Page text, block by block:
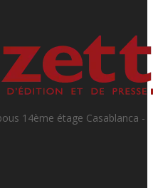
14ème étage Casablanca -